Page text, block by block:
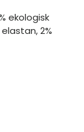
ekologisk
2%